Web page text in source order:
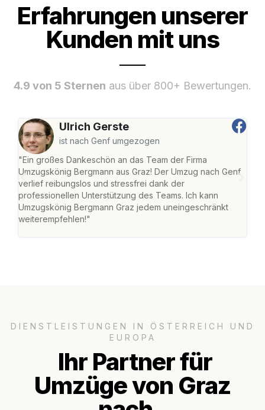
Erfahrungen unserer
Kunden mit uns
4.9 von 5 Sternen aus über 800+ Bewertungen.
Ulrich Gerste
ist nach Genf umgezogen
"Ein großes Dankeschön an das Team der Firma
Umzugskönig Bergmann aus Graz! Der Umzug nach Genf
verlief reibungslos und stressfrei dank der
professionellen Unterstützung des Teams. Ich kann
Umzugskönig Bergmann Graz jedem uneingeschränkt
weiterempfehlen!"
DIENSTLEISTUNGEN IN ÖSTERREICH UND
EUROPA
Ihr Partner für
Umzüge von Graz